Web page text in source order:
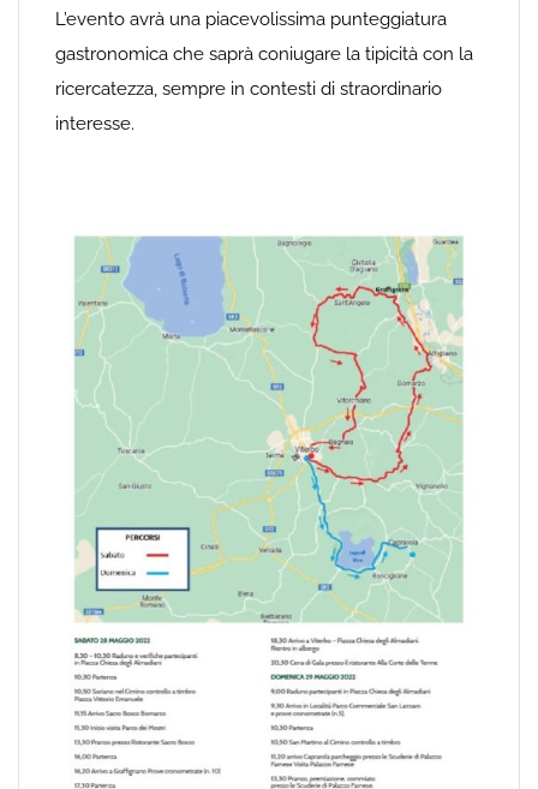
L’evento avrà una piacevolissima punteggiatura
gastronomica che saprà coniugare la tipicità con la
ricercatezza, sempre in contesti di straordinario
interesse.